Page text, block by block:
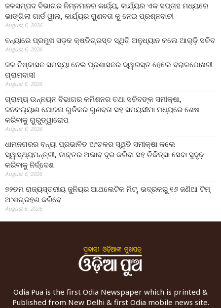
ଜଳସମ୍ପଦ ବିଭାଗର ନିମ୍ନମାନର କାର୍ଯ୍ୟ, କାର୍ଯ୍ୟର ଏକ ସପ୍ତାହ ମଧ୍ୟରେ
ଭାଙ୍ଗିଲା ଗାର୍ଡ ୱାଲ, କାର୍ଯ୍ୟର ଗୁଣବତା କୁ ନେଇ ପ୍ରଶ୍ନବାଚୀ
August 6, 2026
ବନ୍ୟାରେ ପ୍ରମୁଖ ସଡ଼କ କ୍ଷତିଗ୍ରସ୍ତ ସ୍ଥିତି ଅନୁଧ୍ୟାନ କଲେ ଆର୍‌ଡ଼ି ସଚିବ
August 6, 2026
ଜଳ ନିଷ୍କାସନ ସମସ୍ୟା ନେଇ ପ୍ରଶାସନର ଦ୍ୱାରସ୍ତ ହେଲେ ବରାଳପୋଖରୀ
ଗ୍ରାମବାସୀ
August 6, 2026
ଗ୍ରାମ୍ୟ ଉନ୍ନୟନ ବିଭାଗର କମିଶନର ତଥା ସଚିବଙ୍କ ସମୀକ୍ଷା,
ଜନକଲ୍ୟାଣ ଯୋଜନା ଗୁଡିକର ଗୁଣବତା ସହ ସମୟସୀମା ମଧ୍ୟରେ ଶେଷ
କରିବାକୁ ଗୁରୁତ୍ୱାରୋପ
August 6, 2026
ଧାମନଗରର ବନ୍ୟା ପ୍ରଭାବିତ ଅଂଚଳର ସ୍ଥିତି ସମୀକ୍ଷା କଲେ
ସ୍ୱାସ୍ଥ୍ୟମନ୍ତ୍ରୀ, ଡାକ୍ତର ଅଭାବ ଦୂର କରିବା ସହ ଚିକିତ୍ସା ସେବା ସୁଦୃଢ଼
କରିବାକୁ ନିର୍ଦ୍ଦେଶ
August 6, 2026
୭୨ତମ ରାଜ୍ୟସ୍ତରୀୟ ଜୁନିୟର ଆଥଲେଟିକ ମିଟ୍‌, ଭଦ୍ରକରୁ ୧୬ ଜଣିଆ ଟିମ୍
ଅଂଶଗ୍ରହଣ କରିବେ
August 6, 2026
Odia Pua is the first Odia Newspaper which is printed &
Published from New Delhi & first Odia mobile news site.